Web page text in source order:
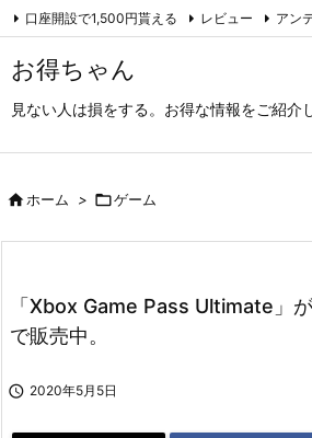
お得ちゃん
見ない人は損をする。お得な情報をご紹介
口座開設で1,500円貰える レビュー アン
アーカイブ（旧サイト）
ホーム > ゲーム
「Xbox Game Pass Ultimate」
で販売中。
 2020年5月5日